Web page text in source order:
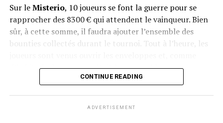
Sur leMisterio, 10 joueurs se font la guerre pour se
rapprocher des 8300 € qui attendent le vainqueur. Bien
sûr, à cette somme, il faudra ajouter l’ensemble des
bounties collectés durant le tournoi. Tout à l’heure, les
d’habitude, le suspense était à son comble.
CONTINUE READING
ADVERTISEMENT